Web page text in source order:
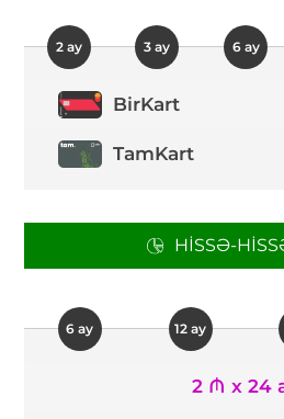
2 ay 3 ay 6 ay
BirKart
TamKart
HISSƏ-
6 ay 12 ay
2 ₼ x 24